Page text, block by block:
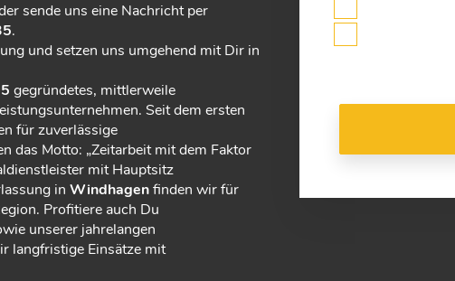
sende uns eine Nachricht per
.
und setzen uns umgehend mit Dir in
gegründetes, mittlerweile
Seit dem ersten
für zuverlässige
das Motto: „Zeitarbeit mit dem Faktor
mit Hauptsitz
in Windhagenfinden wir für
Profitiere auch Du
unserer jahrelangen
langfristige Einsätze mit